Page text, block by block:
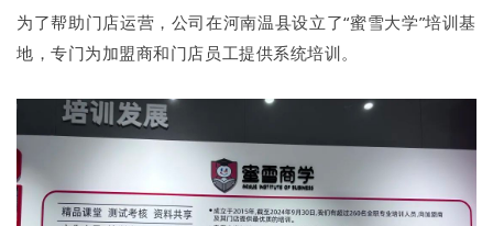
为了帮助门店运营，公司在河南温县设立了“蜜雪大学”培训基
地，专门为加盟商和门店员工提供系统培训。